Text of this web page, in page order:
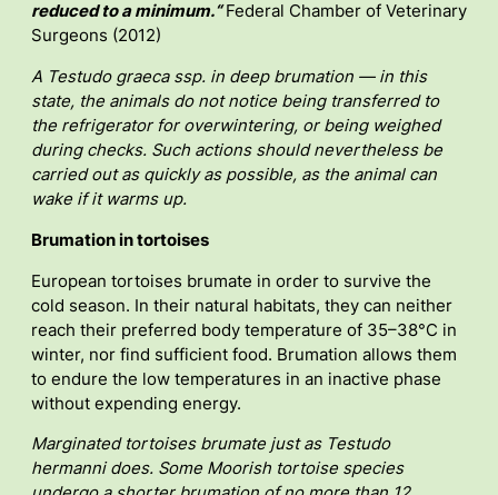
reduced to a minimum.“Federal Chamber of Veterinary
Surgeons (2012)
A Testudo graeca ssp. in deep brumation — in this
state, the animals do not notice being transferred to
the refrigerator for overwintering, or being weighed
during checks. Such actions should nevertheless be
carried out as quickly as possible, as the animal can
wake if it warms up.
Brumation in tortoises
European tortoises brumate in order to survive the
cold season. In their natural habitats, they can neither
reach their preferred body temperature of 35–38°C in
winter, nor find sufficient food. Brumation allows them
to endure the low temperatures in an inactive phase
without expending energy.
Marginated tortoises brumate just as Testudo
hermanni does. Some Moorish tortoise species